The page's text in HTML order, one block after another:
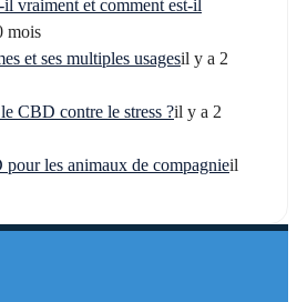
vraiment et comment est-il
mois
et ses multiples usagesil y a 2
CBD contre le stress ?il y a 2
les animaux de compagnieil